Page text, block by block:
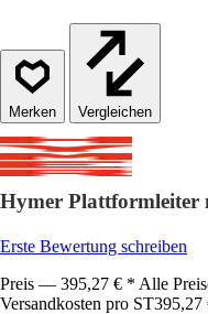
Vergleichen
Hymer Plattformleiter
Erste Bewertung schreiben
Preis — 395,27 € * Alle
Versandkosten pro ST395,27